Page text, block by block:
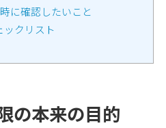
に確認したいこと
ックリスト
の本来の目的